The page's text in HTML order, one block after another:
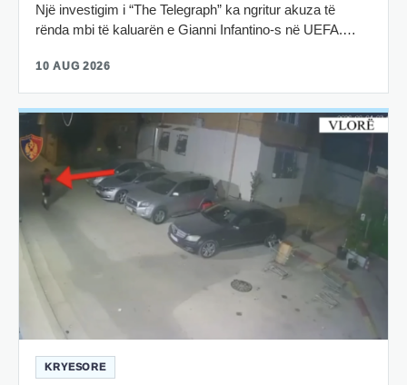
Një investigim i “The Telegraph” ka ngritur akuza të
rënda mbi të kaluarën e Gianni Infantino-s në UEFA.…
10 AUG 2026
KRYESORE